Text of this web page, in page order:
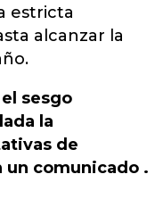
estricta
alcanzar la
sesgo
la
de
un comunicado .